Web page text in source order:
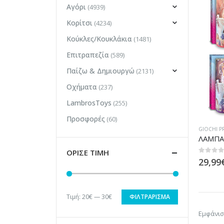
GIOCHI
0out of
29,99
Αγόρι (4939)
Κορίτσι (4234)
Κούκλες/Κουκλάκια (1481)
Επιτραπεζία (589)
Παίζω & Δημιουργώ (2131)
Οχήματα (237)
LambrosToys (255)
Προσφορές (60)
ΟΡΙΣΕ ΤΙΜΗ
Ελάχιστη
Μέγιστη
ΦΙΛΤΡΆΡΙΣΜΑ
Τιμή: 20€—30€